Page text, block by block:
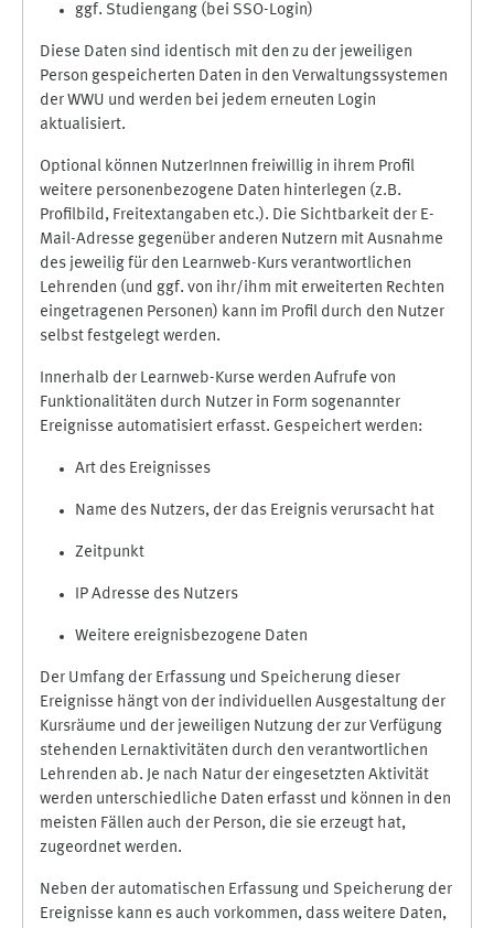
ggf. Studiengang (bei SSO-Login)
Diese Daten sind identisch mit den zu der jeweiligen
Person gespeicherten Daten in den Verwaltungssystemen
der WWU und werden bei jedem erneuten Login
aktualisiert.
Optional können NutzerInnen freiwillig in ihrem Profil
weitere personenbezogene Daten hinterlegen (z.B.
Profilbild, Freitextangaben etc.). Die Sichtbarkeit der E-
Mail-Adresse gegenüber anderen Nutzern mit Ausnahme
des jeweilig für den Learnweb-Kurs verantwortlichen
Lehrenden (und ggf. von ihr/ihm mit erweiterten Rechten
eingetragenen Personen) kann im Profil durch den Nutzer
selbst festgelegt werden.
Innerhalb der Learnweb-Kurse werden Aufrufe von
Funktionalitäten durch Nutzer in Form sogenannter
Ereignisse automatisiert erfasst. Gespeichert werden:
Art des Ereignisses
Name des Nutzers, der das Ereignis verursacht hat
Zeitpunkt
IP Adresse des Nutzers
Weitere ereignisbezogene Daten
Der Umfang der Erfassung und Speicherung dieser
Ereignisse hängt von der individuellen Ausgestaltung der
Kursräume und der jeweiligen Nutzung der zur Verfügung
stehenden Lernaktivitäten durch den verantwortlichen
Lehrenden ab. Je nach Natur der eingesetzten Aktivität
werden unterschiedliche Daten erfasst und können in den
meisten Fällen auch der Person, die sie erzeugt hat,
zugeordnet werden.
Neben der automatischen Erfassung und Speicherung der
Ereignisse kann es auch vorkommen, dass weitere Daten,